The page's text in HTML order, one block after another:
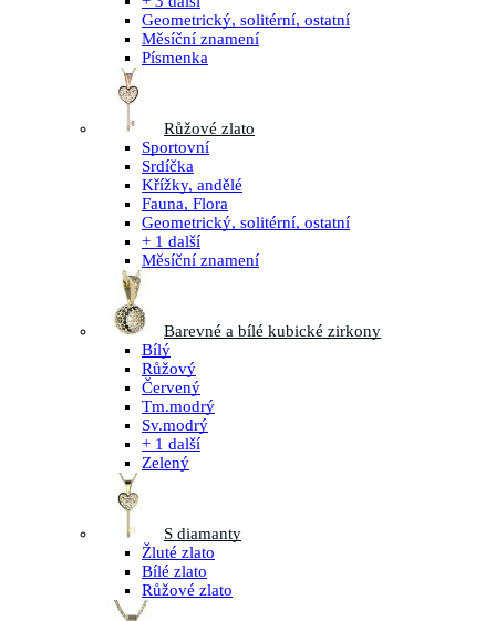
Geometrický, solitérní, ostatní
Měsíční znamení
Písmenka
Růžové zlato
Sportovní
Srdíčka
Křížky, andělé
Fauna, Flora
Geometrický, solitérní, ostatní
+ 1 další
Měsíční znamení
Barevné a bílé kubické zirkony
Bílý
Růžový
Červený
Tm.modrý
Sv.modrý
+ 1 další
Zelený
S diamanty
Žluté zlato
Bílé zlato
Růžové zlato